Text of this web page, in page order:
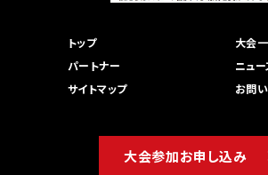
トップ
大会
パートナー
ニュー
サイトマップ
お問
大会参加お申し込み